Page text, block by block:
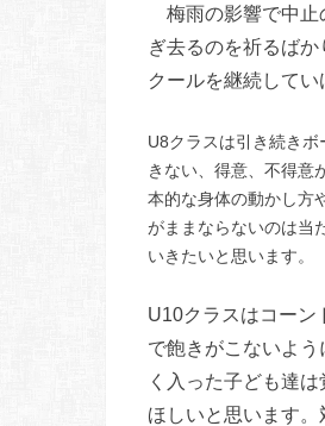
梅雨の影響で中止
ぎ去るのを祈るば
クールを継続してい
U8クラスは引き続き
きない、得意、不得意
本的な身体の動かし方
がままならないのは当
いきたいと思います。
U10クラスはコーン
で飽きがこないよ
く入った子ども達
ほしいと思います